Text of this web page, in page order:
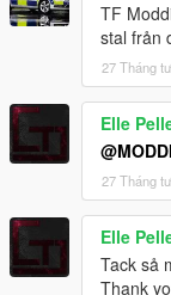
TF
stal från
27 Tháng
Elle
27 Tháng
Elle
Tack så
Thank